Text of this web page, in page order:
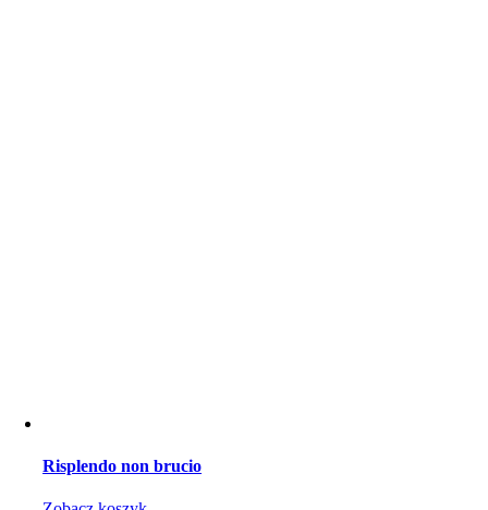
Risplendo non brucio